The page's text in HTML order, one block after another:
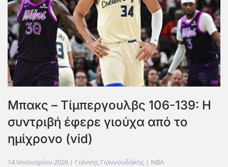
Μπακς – Τίμπεργουλβς 106-139: Η
συντριβή έφερε γιούχα από το
ημίχρονο (vid)
14 Ιανουαρίου 2026 | Γιάννης Γιαννουδάκης | NBA